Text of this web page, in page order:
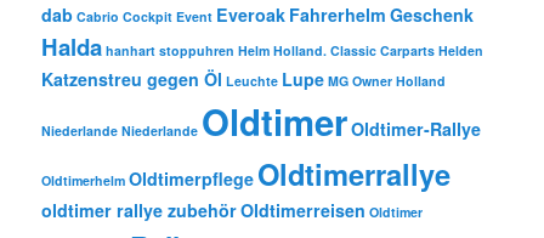
dab Cabrio Cockpit Event Everoak Fahrerhelm Geschenk
Halda hanhart stoppuhren Helm Holland. Classic Carparts Helden
Katzenstreu gegen Öl Leuchte Lupe MG Owner Holland
Niederlande Niederlande OldtimerOldtimer-Rallye
Oldtimerhelm Oldtimerpflege Oldtimerrallye
oldtimer rallye zubehörOldtimerreisen Oldtimer